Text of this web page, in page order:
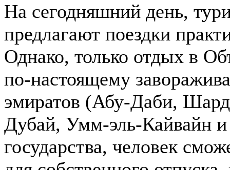
На сегодняшний день,
предлагают поездки
Однако, только отдых в
по-настоящему
эмиратов (Абу-Даби,
Дубай, Умм-эль-Кайвайн
государства, человек